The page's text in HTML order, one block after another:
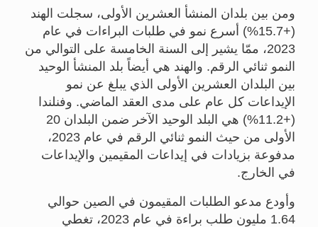
ومن بين بلدان المنشأ العشرين الأولى، سجلت الهند
(+15.7%) أسرع نمو في طلبات البراءات في عام
2023، ممّا يشير إلى السنة الخامسة على التوالي من
النمو ثنائي الرقم. والهند هي أيضاً بلد المنشأ الوحيد
بين البلدان العشرين الأولى الذي يبلغ عن نمو
الإيداعات كل عام على مدى العقد الماضي. وفنلندا
(+11.2%) هي البلد الوحيد الآخر ضمن البلدان 20
الأولى من حيث النمو ثنائي الرقم في عام 2023،
مدفوعة بزيادات في إيداعات المقيمين والإيداعات
في الخارج.
وأودع مدعو الطلبات المقيمون في الصين حوالي
1.64 مليون طلب براءة في عام 2023، تغطي